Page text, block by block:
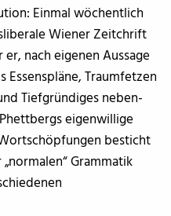
Einmal wöchentlich
Wiener Zeitchrift
nach eigenen Aussage
Essenspläne, Traumfetzen
Tiefgründiges neben-
eigenwillige
besticht
Grammatik